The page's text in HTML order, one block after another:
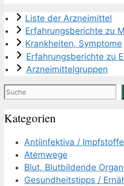
Liste der Arzneimittel
Erfahrungsberichte zu
Krankheiten, Symptome
Erfahrungsberichte zu
Arzneimittelgruppen
Suchen
Kategorien
Antiinfektiva / Impfstoffe
Atemwege
Blut, Blutbildende
Gesundheitstipps /